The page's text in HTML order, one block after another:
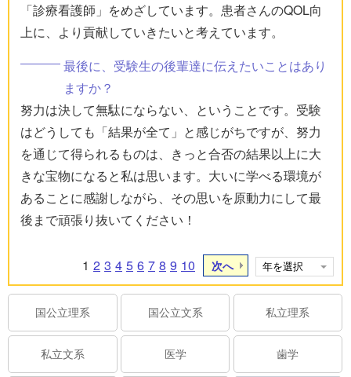
「診療看護師」をめざしています。患者さんのQOL向
上に、より貢献していきたいと考えています。
最後に、受験生の後輩達に伝えたいことはあり
ますか？
努力は決して無駄にならない、ということです。受験
はどうしても「結果が全て」と感じがちですが、努力
を通じて得られるものは、きっと合否の結果以上に大
きな宝物になると私は思います。大いに学べる環境が
あることに感謝しながら、その思いを原動力にして最
後まで頑張り抜いてください！
1 2 3 4 5 6 7 8 9 10 次へ
国公立理系 国公立文系 私立理系
私立文系 医学 歯学